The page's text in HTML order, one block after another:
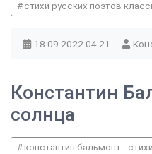
стихи русских поэтов
18.09.2022 04:21
Константин
солнца
константин бальмонт -